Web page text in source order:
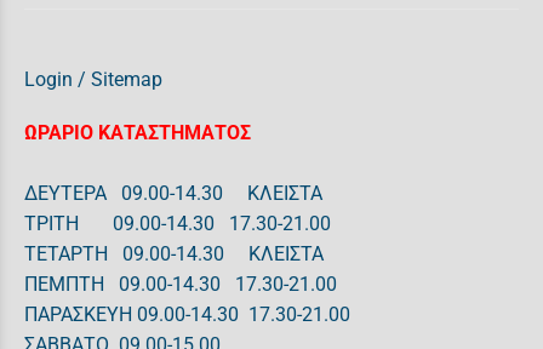
Login / Sitemap
ΩΡΑΡΙΟ ΚΑΤΑΣΤΗΜΑΤΟΣ
ΔΕΥΤΕΡΑ 09.00-14.30 ΚΛΕΙΣΤΑ
ΤΡΙΤΗ 09.00-14.30 17.30-21.00
ΤΕΤΑΡΤΗ 09.00-14.30 ΚΛΕΙΣΤΑ
ΠΕΜΠΤΗ 09.00-14.30 17.30-21.00
ΠΑΡΑΣΚΕΥΗ 09.00-14.30 17.30-21.00